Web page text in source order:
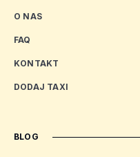
O NAS
FAQ
KONTAKT
DODAJ TAXI
BLOG